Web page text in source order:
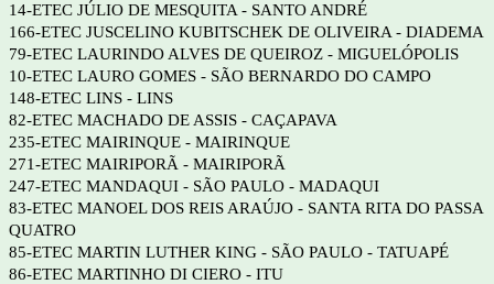
14-ETEC JÚLIO DE MESQUITA - SANTO ANDRÉ
166-ETEC JUSCELINO KUBITSCHEK DE OLIVEIRA - DIADEMA
79-ETEC LAURINDO ALVES DE QUEIROZ - MIGUELÓPOLIS
10-ETEC LAURO GOMES - SÃO BERNARDO DO CAMPO
148-ETEC LINS - LINS
82-ETEC MACHADO DE ASSIS - CAÇAPAVA
235-ETEC MAIRINQUE - MAIRINQUE
271-ETEC MAIRIPORÃ - MAIRIPORÃ
247-ETEC MANDAQUI - SÃO PAULO - MADAQUI
83-ETEC MANOEL DOS REIS ARAÚJO - SANTA RITA DO PASSA
QUATRO
85-ETEC MARTIN LUTHER KING - SÃO PAULO - TATUAPÉ
86-ETEC MARTINHO DI CIERO - ITU